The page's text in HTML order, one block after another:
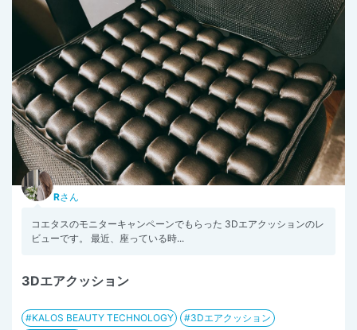
Rさん
⁡コエタスのモニターキャンペーンでもらった 3Dエアクッションのレ
ビューです。 最近、座っている時...
3Dエアクッション
KALOS BEAUTY TECHNOLOGY
3Dエアクッション